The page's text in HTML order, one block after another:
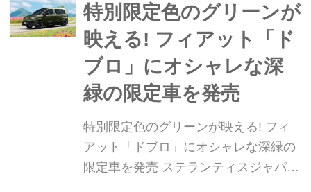
際家具インテリアデザイン見本市「ミ
ラノサローネ」(2025年4月8日〜13日)
で展示され...
特別限定色のグリーンが
映える! フィアット「ド
ブロ」にオシャレな深
緑の限定車を発売
特別限定色のグリーンが映える! フィ
アット「ドブロ」にオシャレな深緑の
限定車を発売 ステランティスジャパン